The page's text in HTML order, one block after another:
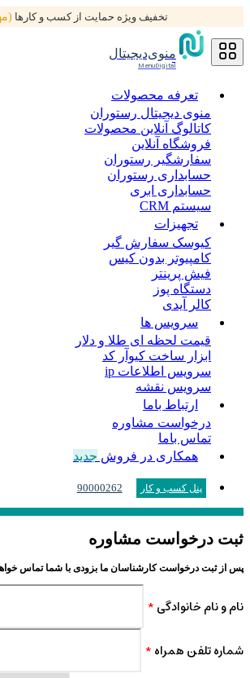
تخفیف ویژه حمایت از کسب و کارها
منوی‌دیجیتال
MenuDigital
تعرفه محصولات
منوی دیجیتال رستوران
کاتالوگ آنلاین محصولات
فروشگاه آنلاین
سفارشگیر رستوران
حسابداری رستوران
حسابداری ابری
سیستم CRM
تجهیزات
کیوسک سفارش گیر
کامپیوتر بدون کیس
فیش پرینتر
دستگاه پوز
کالر آیدی
سرویس ها
قیمت لحظه ای طلا و دلار
ابزار ساخت کیوآر کد
سرویس اطلاعات ip
سرویس نقشه
ارتباط باما
درخواست مشاوره
تماس باما
همکاری در فروش جدید
پنل کسب و کار 90000262
ثبت درخواست مشاوره
پس از ثبت درخواست کارشناسان ما بزودی با شما تماس
نام و نام خانوادگی *
شماره تلفن همراه *